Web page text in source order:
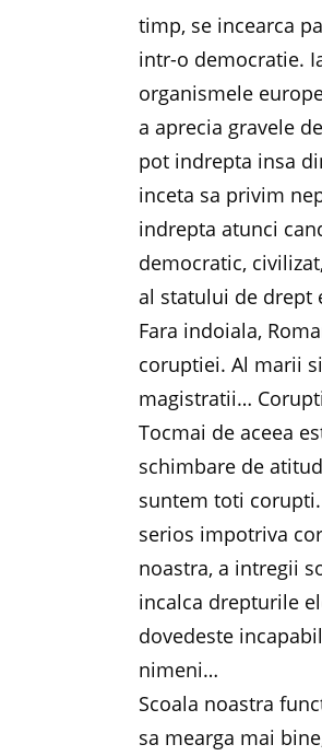
timp, se incearca
intr-o democratie.
organismele
a aprecia gravele
pot indrepta insa
inceta sa privim
indrepta atunci
democratic,
al statului de drept
Fara indoiala,
coruptiei. Al marii
magistratii…
Tocmai de aceea
schimbare de
suntem toti
serios impotriva
noastra, a intregii
incalca drepturile
dovedeste
nimeni…
Scoala noastra
sa mearga mai